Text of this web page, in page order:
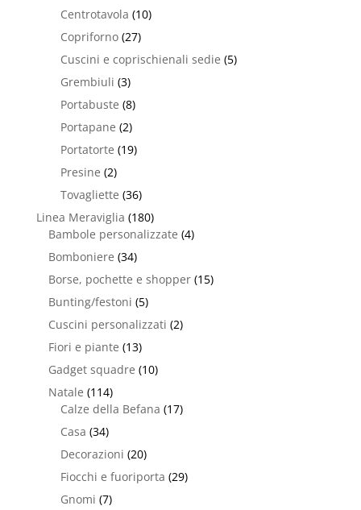
Centrotavola (10)
Copriforno (27)
Cuscini e coprischienali sedie (5)
Grembiuli (3)
Portabuste (8)
Portapane (2)
Portatorte (19)
Presine (2)
Tovagliette (36)
Linea Meraviglia (180)
Bambole personalizzate (4)
Bomboniere (34)
Borse, pochette e shopper (15)
Bunting/festoni (5)
Cuscini personalizzati (2)
Fiori e piante (13)
Gadget squadre (10)
Natale (114)
Calze della Befana (17)
Casa (34)
Decorazioni (20)
Fiocchi e fuoriporta (29)
Gnomi (7)